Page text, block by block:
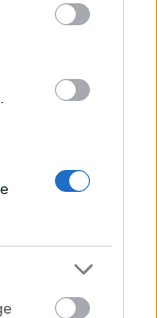
Kelet
négy új,
M1-es